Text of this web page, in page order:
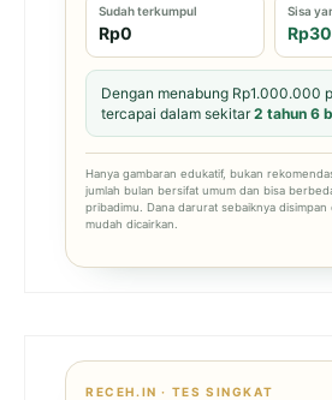
Sudah terkumpul
Rp0
Sisa
Dengan menabung Rp1.000.000
tercapai dalam sekitar2 tahun 6
Hanya gambaran edukatif, bukan
jumlah bulan bersifat umum dan bisa
pribadimu. Dana darurat sebaiknya
mudah dicairkan.
RECEH.IN · TES SINGKAT